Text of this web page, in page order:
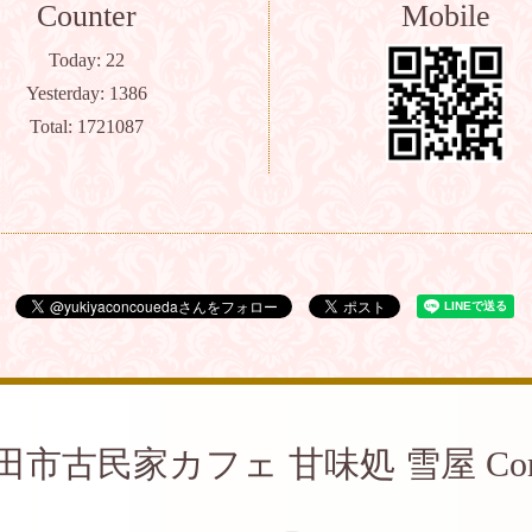
Counter
Today: 22
Yesterday: 1386
Total: 1721087
Mobile
市古民家カフェ 甘味処 雪屋